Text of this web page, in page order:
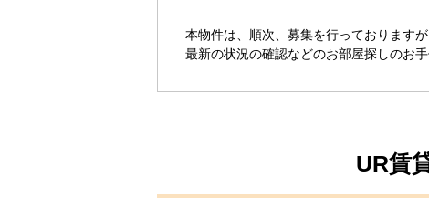
本物件は、順次、募集を行っております
最新の状況の確認などのお部屋探しのお
UR賃